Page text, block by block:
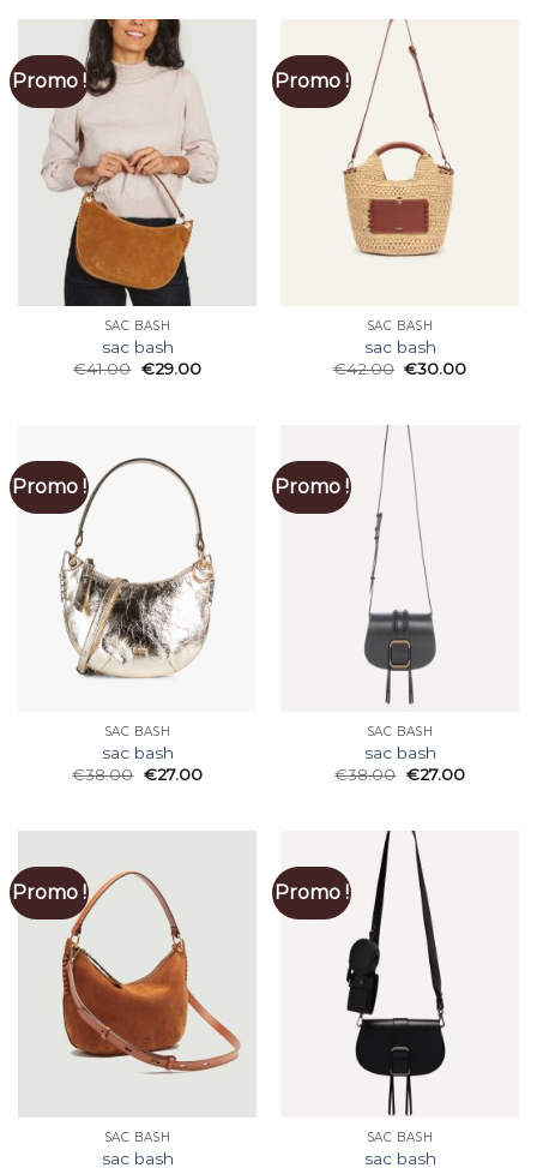
Promo !
SAC BASH
sac bash
€41.00 €29.00
Promo !
SAC BASH
sac bash
€42.00 €30.00
Promo !
SAC BASH
sac bash
€38.00 €27.00
Promo !
SAC BASH
sac bash
€38.00 €27.00
Promo !
SAC BASH
sac bash
Promo !
SAC BASH
sac bash